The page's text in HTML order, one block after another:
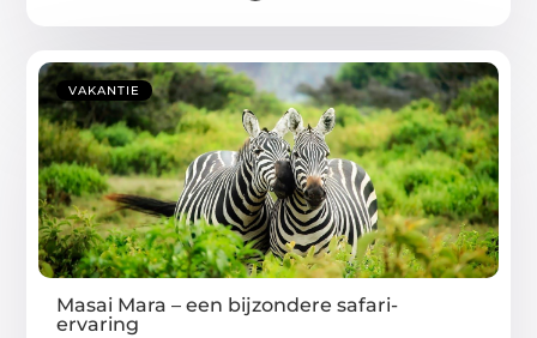
VAKANTIE
Masai Mara – een bijzondere safari-
ervaring